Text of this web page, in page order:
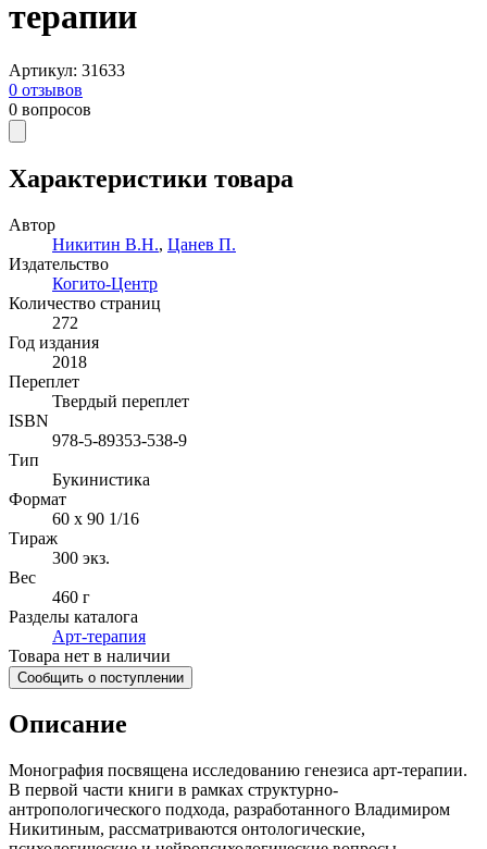
терапии
Артикул: 31633
0 отзывов
0 вопросов
Характеристики товара
Автор
Никитин В.Н., Цанев П.
Издательство
Когито-Центр
Количество страниц
272
Год издания
2018
Переплет
Твердый переплет
ISBN
978-5-89353-538-9
Тип
Букинистика
Формат
60 x 90 1/16
Тираж
300 экз.
Вес
460 г
Разделы каталога
Арт-терапия
Товара нет в наличии
Сообщить о поступлении
Описание
Монография посвящена исследованию генезиса арт-терапии.
В первой части книги в рамках структурно-
антропологического подхода, разработанного Владимиром
Никитиным, рассматриваются онтологические,